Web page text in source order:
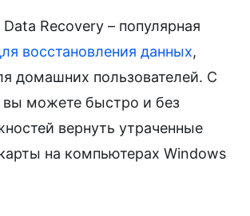
Recovery – популярная
восстановления данных,
домашних пользователей. С
можете быстро и без
вернуть утраченные
на компьютерах Windows